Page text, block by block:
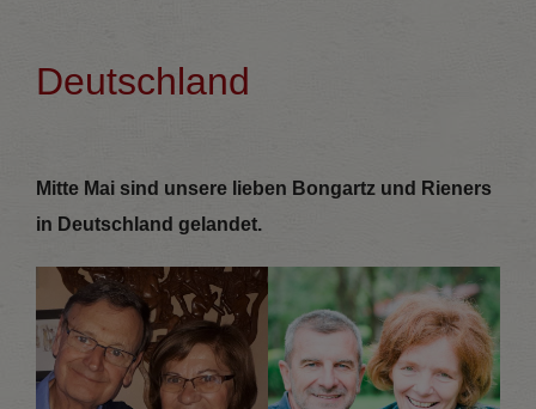
Deutschland
Mitte Mai sind unsere lieben Bongartz und Rieners
in Deutschland gelandet.